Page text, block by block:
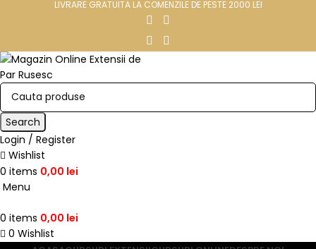
LIVRARE GRATUITA LA COMENZILE DE PESTE 2000 LEI
Search
Login / Register
Wishlist
0 items 0,00 lei
Menu
0 items 0,00 lei
0 Wishlist